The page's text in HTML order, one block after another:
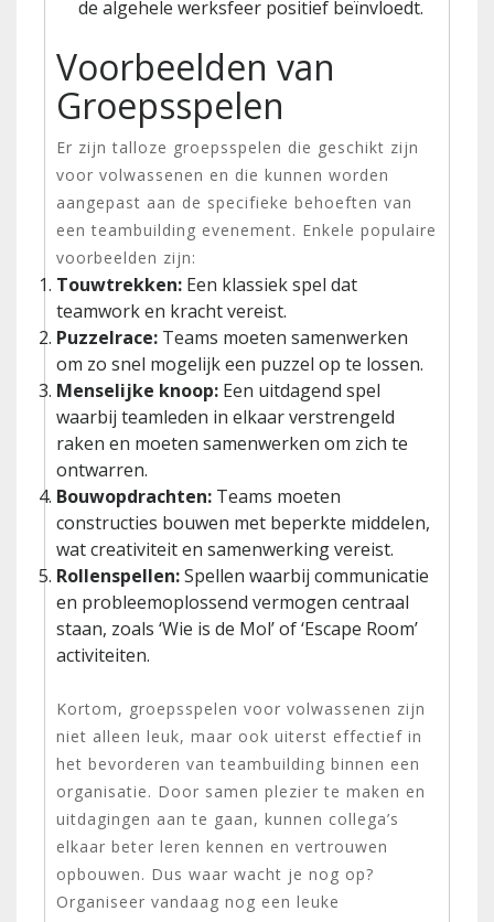
de algehele werksfeer positief beïnvloedt.
Voorbeelden van
Groepsspelen
Er zijn talloze groepsspelen die geschikt zijn
voor volwassenen en die kunnen worden
aangepast aan de specifieke behoeften van
een teambuilding evenement. Enkele populaire
voorbeelden zijn:
Touwtrekken: Een klassiek spel dat
teamwork en kracht vereist.
Puzzelrace: Teams moeten samenwerken
om zo snel mogelijk een puzzel op te lossen.
Menselijke knoop: Een uitdagend spel
waarbij teamleden in elkaar verstrengeld
raken en moeten samenwerken om zich te
ontwarren.
Bouwopdrachten: Teams moeten
constructies bouwen met beperkte middelen,
wat creativiteit en samenwerking vereist.
Rollenspellen:Spellen waarbij communicatie
en probleemoplossend vermogen centraal
staan, zoals ‘Wie is de Mol’ of ‘Escape Room’
activiteiten.
Kortom, groepsspelen voor volwassenen zijn
niet alleen leuk, maar ook uiterst effectief in
het bevorderen van teambuilding binnen een
organisatie. Door samen plezier te maken en
uitdagingen aan te gaan, kunnen collega’s
elkaar beter leren kennen en vertrouwen
opbouwen. Dus waar wacht je nog op?
Organiseer vandaag nog een leuke